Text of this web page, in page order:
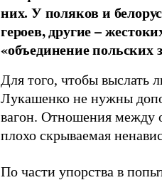
них. У поляков и
героев, другие –
«объединение польских
Для того, чтобы выслать
Лукашенко не нужны
вагон. Отношения
плохо скрываемая
По части упорства в